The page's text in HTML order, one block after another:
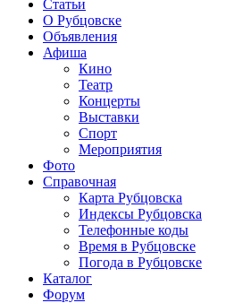
Статьи
О Рубцовске
Объявления
Афиша
Кино
Театр
Концерты
Выставки
Спорт
Мероприятия
Фото
Справочная
Карта Рубцовска
Индексы Рубцовска
Телефонные коды
Время в Рубцовске
Погода в Рубцовске
Каталог
Форум